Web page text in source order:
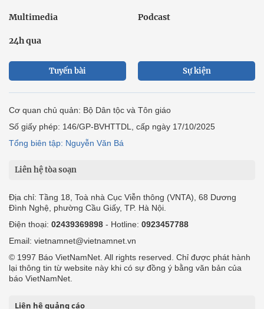
Multimedia Podcast
24h qua
Tuyến bài Sự kiện
Cơ quan chủ quản: Bộ Dân tộc và Tôn giáo
Số giấy phép: 146/GP-BVHTTDL, cấp ngày 17/10/2025
Tổng biên tập: Nguyễn Văn Bá
Liên hệ tòa soạn
Địa chỉ: Tầng 18, Toà nhà Cục Viễn thông (VNTA), 68 Dương
Đình Nghệ, phường Cầu Giấy, TP. Hà Nội.
Điện thoại: 02439369898 - Hotline: 0923457788
Email: vietnamnet@vietnamnet.vn
© 1997 Báo VietNamNet. All rights reserved. Chỉ được phát hành
lại thông tin từ website này khi có sự đồng ý bằng văn bản của
báo VietNamNet.
Liên hệ quảng cáo